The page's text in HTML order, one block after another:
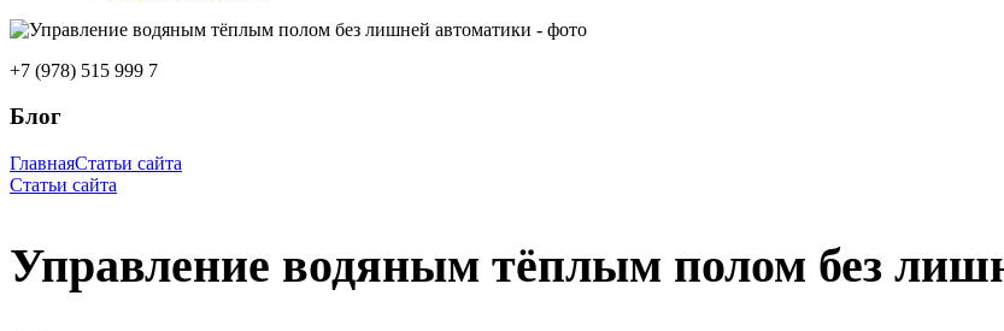
+7 (978) 515 999 7
Блог
ГлавнаяСтатьи сайта
Статьи сайта
Управление водяным тёплым полом без